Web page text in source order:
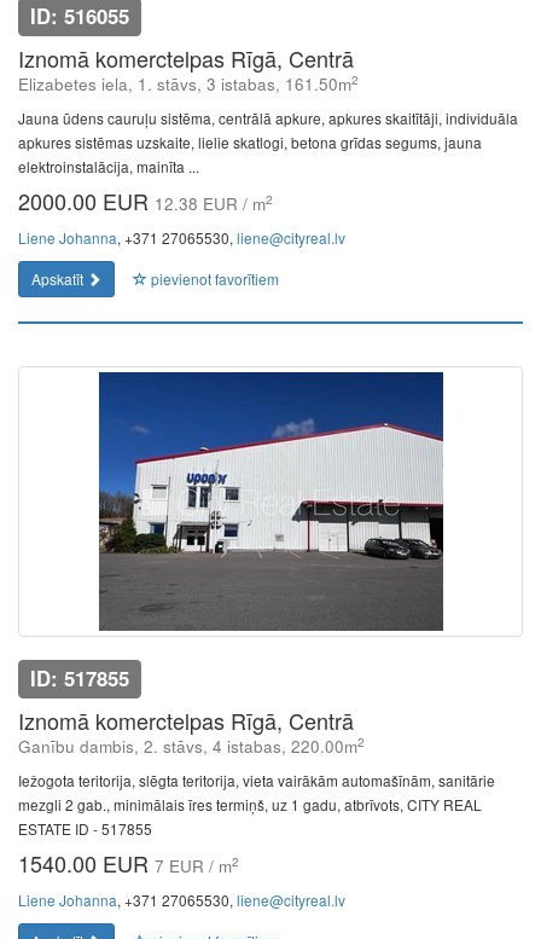
ID: 516055
Iznomā komerctelpas Rīgā, Centrā
Elizabetes iela, 1. stāvs, 3 istabas, 161.50m2
Jauna ūdens cauruļu sistēma, centrālā apkure, apkures skaitītāji, individuāla
apkures sistēmas uzskaite, lielie skatlogi, betona grīdas segums, jauna
elektroinstalācija, mainīta ...
2000.00 EUR 12.38 EUR / m2
Liene Johanna, +371 27065530, liene@cityreal.lv
Apskatīt
pievienot favorītiem
ID: 517855
Iznomā komerctelpas Rīgā, Centrā
Ganību dambis, 2. stāvs, 4 istabas, 220.00m2
Iežogota teritorija, slēgta teritorija, vieta vairākām automašīnām, sanitārie
mezgli 2 gab., minimālais īres termiņš, uz 1 gadu, atbrīvots, CITY REAL
ESTATE ID - 517855
1540.00 EUR 7 EUR / m2
Liene Johanna, +371 27065530, liene@cityreal.lv